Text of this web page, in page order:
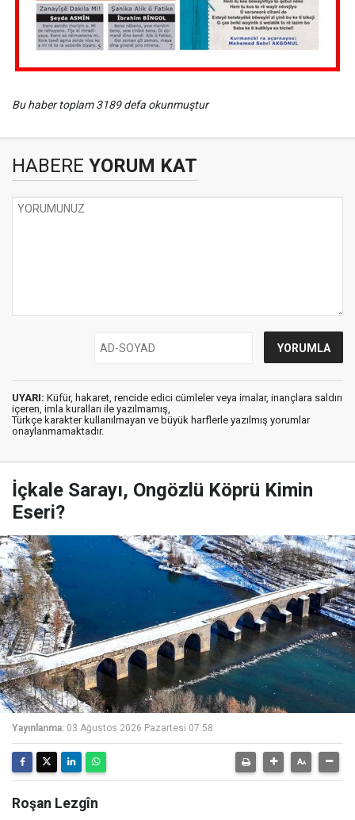
Bu haber toplam 3189 defa okunmuştur
HABERE YORUM KAT
UYARI: Küfür, hakaret, rencide edici cümleler veya imalar, inançlara saldırı
içeren, imla kuralları ile yazılmamış,
Türkçe karakter kullanılmayan ve büyük harflerle yazılmış yorumlar
onaylanmamaktadır.
İçkale Sarayı, Ongözlü Köprü Kimin
Eseri?
Yayınlanma: 03 Ağustos 2026 Pazartesi 07:58
Roşan Lezgîn